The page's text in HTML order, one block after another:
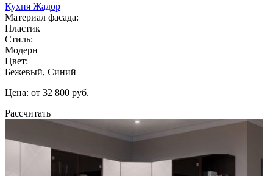
Кухня Жадор
Материал фасада:
Пластик
Стиль:
Модерн
Цвет:
Бежевый, Синий
Цена: от 32 800 руб.
Рассчитать